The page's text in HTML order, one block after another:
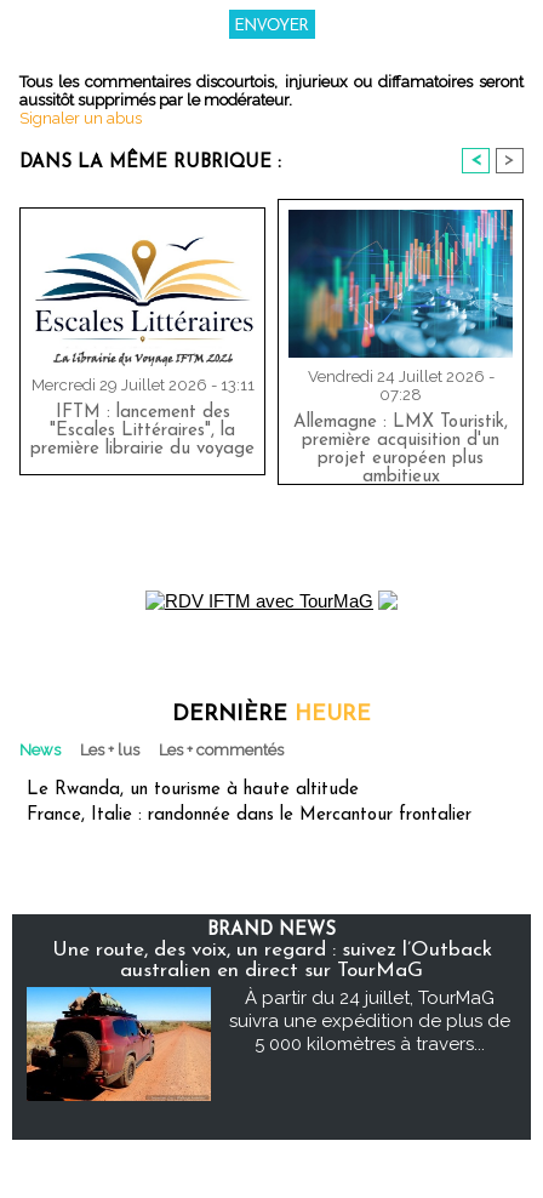
Tous les commentaires discourtois, injurieux ou diffamatoires seront
aussitôt supprimés par le modérateur.
Signaler un abus
DANS LA MÊME RUBRIQUE : < >
Mercredi 29 Juillet 2026 - 13:11
IFTM : lancement des
"Escales Littéraires", la
première librairie du voyage
Vendredi 24 Juillet 2026 -
07:28
Allemagne : LMX Touristik,
première acquisition d'un
projet européen plus
ambitieux
DERNIÈRE HEURE
News Les + lus Les + commentés
Le Rwanda, un tourisme à haute altitude
France, Italie : randonnée dans le Mercantour frontalier
BRAND NEWS
Une route, des voix, un regard : suivez l’Outback
australien en direct sur TourMaG
À partir du 24 juillet, TourMaG
suivra une expédition de plus de
5 000 kilomètres à travers...